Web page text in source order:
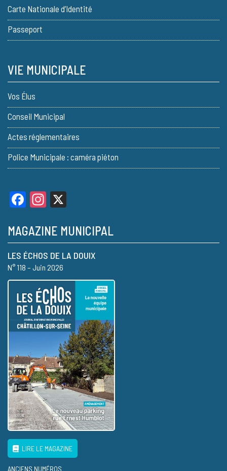
Carte Nationale d’Identité
Passeport
VIE MUNICIPALE
Vos Élus
Conseil Municipal
Actes réglementaires
Police Municipale : caméra piéton
FacebookInstagram
MAGAZINE MUNICIPAL
LES ÉCHOS DE LA DOUIX
N° 118 – Juin 2026
LIRE LE MAGAZINE
ANCIENS NUMÉROS